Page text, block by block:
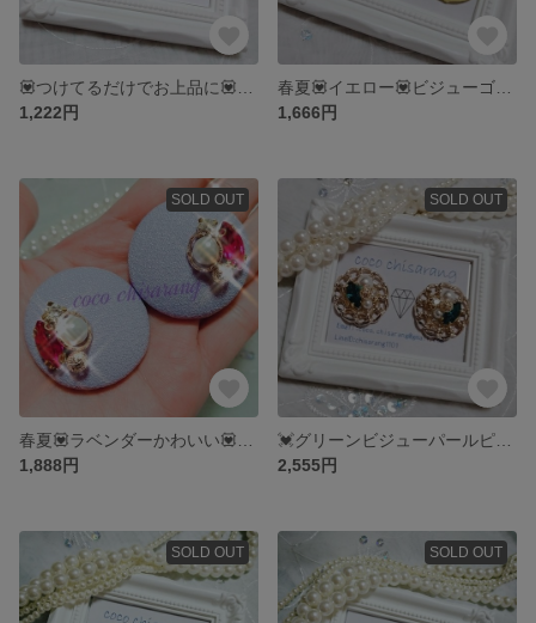
1,222円
1,666円
SOLD OUT
1,888円
SOLD OUT
2,555円
SOLD OUT SOLD OUT